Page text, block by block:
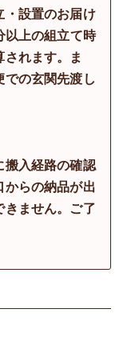
・設置のお届け
以上の組立て時
れます。ま
での玄関先渡し
搬入経路の確認
からの納品が出
きません。ご了